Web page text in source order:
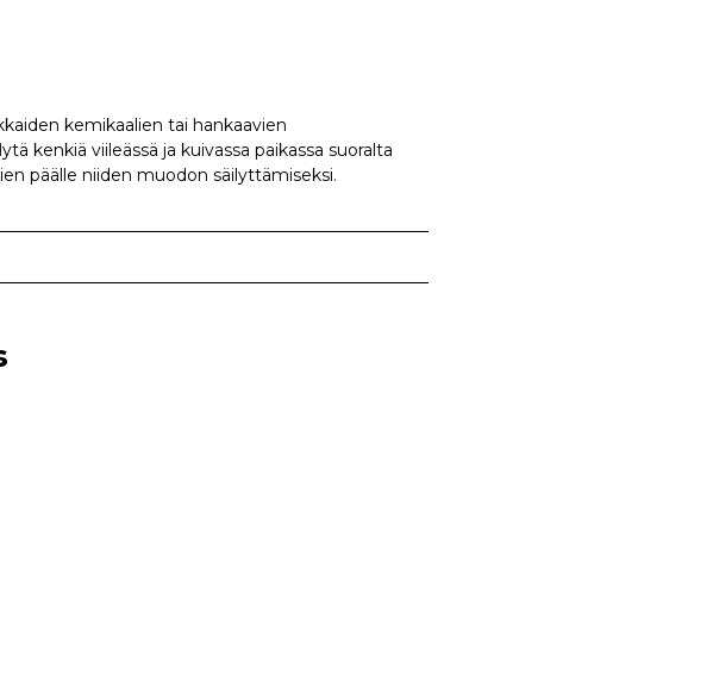
kemikaalien tai hankaavien
kenkiä viileässä ja kuivassa paikassa suoralta
päälle niiden muodon säilyttämiseksi.